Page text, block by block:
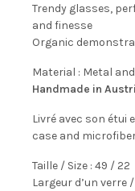
Trendy glasses,
and finesse
Organic
Material : Metal
Handmade in
Livré avec son étui
case and
Taille / Size : 49 / 22
Largeur d’un verre